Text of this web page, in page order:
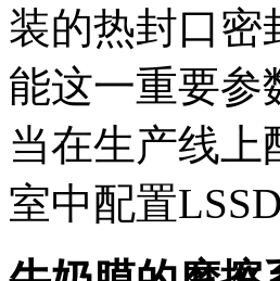
装的热封口密
能这一重要参
当在生产线上
室中配置